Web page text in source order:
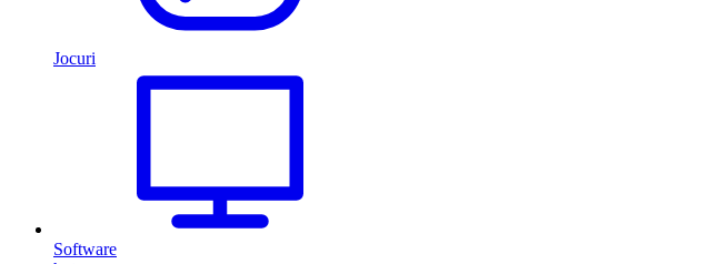
Jocuri
Software